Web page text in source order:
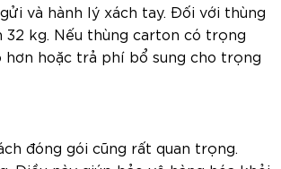
và hành lý xách tay. Đối với thùng
kg. Nếu thùng carton có trọng
hơn hoặc trả phí bổ sung cho trọng
đóng gói cũng rất quan trọng.